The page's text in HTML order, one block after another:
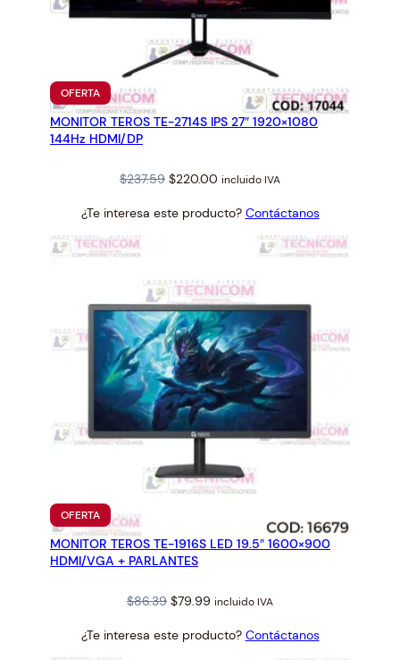
OFERTAPRODUCTO
EN
OFERTA
MONITOR TEROS TE-2714S IPS 27″ 1920×1080
144Hz HDMI/DP
$237.59 Original
was:
$220.00 Current
is:
$220.00.
incluido IVA
¿Te interesa este producto? Contáctanos
OFERTAPRODUCTO
EN
OFERTA
MONITOR TEROS TE-1916S LED 19.5″ 1600×900
HDMI/VGA + PARLANTES
$86.39 Original
was:
$79.99 Current
is:
incluido IVA
¿Te interesa este producto? Contáctanos